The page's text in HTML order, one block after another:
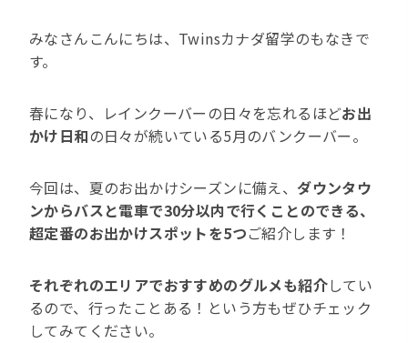
みなさんこんにちは、Twinsカナダ留学のもなきで
す。
春になり、レインクーバーの日々を忘れるほどお出
かけ日和の日々が続いている5月のバンクーバー。
今回は、夏のお出かけシーズンに備え、 ダウンタウ
ンからバスと電車で30分以内で行くことのできる、
超定番のお出かけスポットを5つご紹介します！
それぞれのエリアでおすすめのグルメも紹介してい
るので、行ったことある！という方もぜひチェック
してみてください。